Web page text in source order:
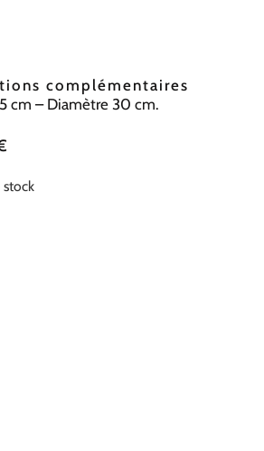
complémentaires
cm – Diamètre 30 cm.
stock